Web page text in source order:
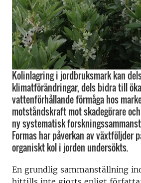
Kolinlagring i jordbruksmark kan
klimatförändringar, dels bidra till
vattenförhållande förmåga hos
motståndskraft mot skadegörare
ny systematisk
Formas har påverkan av växtföljder
organiskt kol i jorden undersökts.
En grundlig sammanställning